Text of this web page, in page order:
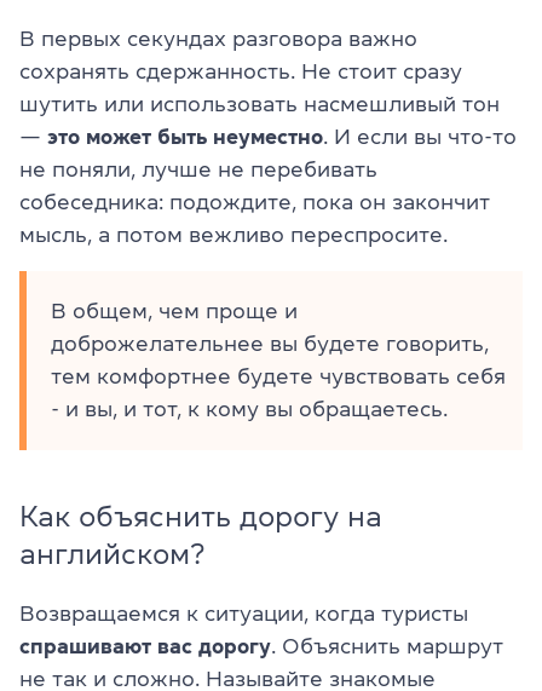
В первых секундах разговора важно
сохранять сдержанность. Не стоит сразу
шутить или использовать насмешливый тон
— это может быть неуместно. И если вы что-то
не поняли, лучше не перебивать
собеседника: подождите, пока он закончит
мысль, а потом вежливо переспросите.
В общем, чем проще и
доброжелательнее вы будете говорить,
тем комфортнее будете чувствовать себя
- и вы, и тот, к кому вы обращаетесь.
Как объяснить дорогу на
английском?
Возвращаемся к ситуации, когда туристы
спрашивают вас дорогу. Объяснить маршрут
не так и сложно. Называйте знакомые